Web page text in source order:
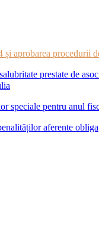
aprobarea procedurii
prestate de
speciale pentru anul
aferente